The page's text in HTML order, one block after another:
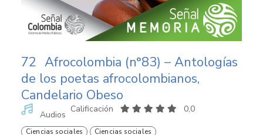
72 Afrocolombia (n°83) – Antologías
de los poetas afrocolombianos,
Candelario Obeso
Audios
Calificación 0,0
Ciencias sociales Ciencias sociales